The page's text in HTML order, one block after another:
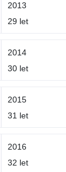
2013
29 let
2014
30 let
2015
31 let
2016
32 let